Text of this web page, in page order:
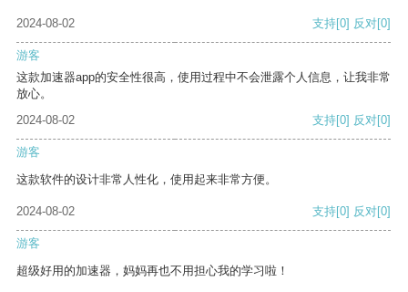
2024-08-02 支持[0] 反对[0]
游客
这款加速器app的安全性很高，使用过程中不会泄露个人信息，让我非常
放心。
2024-08-02
支持[0] 反对[0]
游客
这款软件的设计非常人性化，使用起来非常方便。
2024-08-02 支持[0] 反对[0]
游客
超级好用的加速器，妈妈再也不用担心我的学习啦！